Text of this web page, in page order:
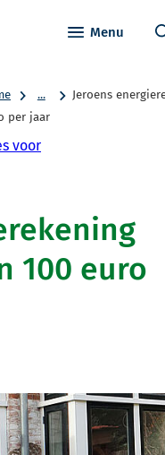
Menu
...
Jeroens
per jaar
voor
100 euro